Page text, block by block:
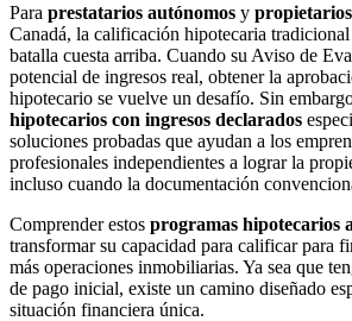
Para prestatarios autónomos y
Canadá, la calificación hipotecaria tradicional
batalla cuesta arriba. Cuando su Aviso de
potencial de ingresos real, obtener la
hipotecario se vuelve un desafío. Sin
hipotecarios con ingresos declarados
soluciones probadas que ayudan a los
profesionales independientes a lograr la
incluso cuando la documentación
Comprender estos programas hipotecarios
transformar su capacidad para calificar para
más operaciones inmobiliarias. Ya sea que
de pago inicial, existe un camino diseñado
situación financiera única.